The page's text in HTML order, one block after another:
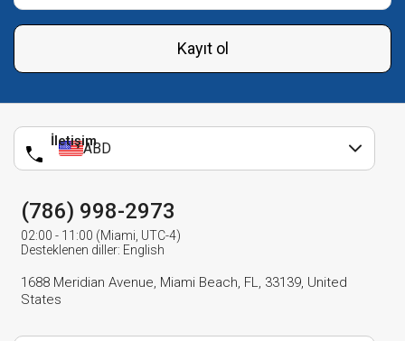
Kayıt ol
İletişimABD
(786) 998-2973
02:00 - 11:00 (Miami, UTC-4)
Desteklenen diller: English
1688 Meridian Avenue, Miami Beach, FL, 33139, United
States